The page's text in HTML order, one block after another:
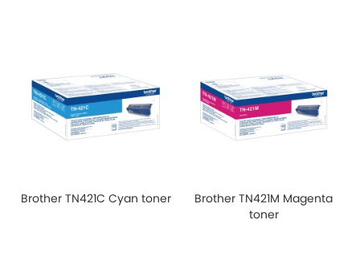
Brother TN421C Cyan toner
Brother TN421M Magenta
toner